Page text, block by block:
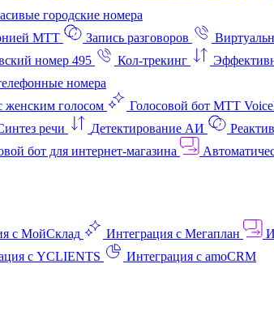
городские номера
МТТ Запись разговоров
номер 495 Кол-трекинг
номера
женским голосом Голосовой бот МТТ
речи Детектирование АИ
бот для интернет‑магазина
с МойСклад Интеграция с Мегаплан
с YCLIENTS
Интеграция с amoCRM